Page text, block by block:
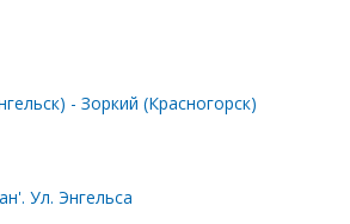
- Зоркий (Красногорск)
Ул. Энгельса